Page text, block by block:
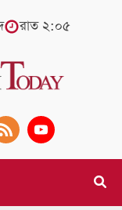
রাত ২:০৫